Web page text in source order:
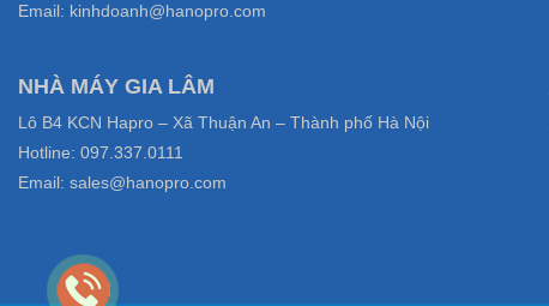
Email: kinhdoanh@hanopro.com
NHÀ MÁY GIA LÂM
Lô B4 KCN Hapro – Xã Thuận An – Thành phố Hà Nội
Hotline: 097.337.0111
Email: sales@hanopro.com